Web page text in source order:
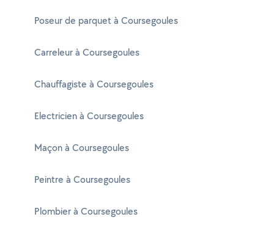
Poseur de parquet à Coursegoules
Carreleur à Coursegoules
Chauffagiste à Coursegoules
Electricien à Coursegoules
Maçon à Coursegoules
Peintre à Coursegoules
Plombier à Coursegoules